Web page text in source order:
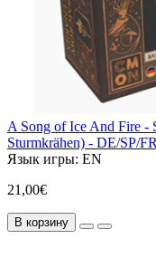
A Song of Ice And Fire -
Sturmkrähen) - DE/SP/FR
Язык игры: EN
21,00€
В корзину